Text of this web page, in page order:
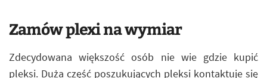
Zamów plexi na wymiar
Zdecydowana większość osób nie wie gdzie kupić
pleksi. Duża część poszukujących pleksi kontaktuje się